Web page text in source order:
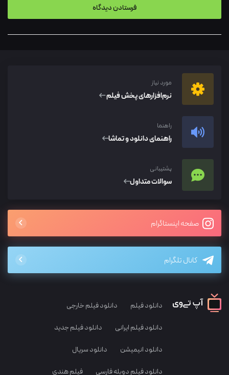
مورد نیاز
نرم‌افزار‌های پخش فیلم
راهنما
راهنمای دانلود و تماشا
پشتیبانی
سوالات متداول
صفحه اینستاگرام
کانال تلگرام
دانلود فیلم دانلود فیلم خارجی
دانلود فیلم ایرانی دانلود فیلم جدید
دانلود انیمیشن دانلود سریال
دانلود فیلم دوبله فارسی فیلم هندی